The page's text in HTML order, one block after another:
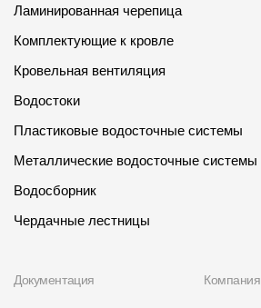
Ламинированная черепица
Комплектующие к кровле
Кровельная вентиляция
Водостоки
Пластиковые водосточные системы
Металлические водосточные системы
Водосборник
Чердачные лестницы
Документация Компания